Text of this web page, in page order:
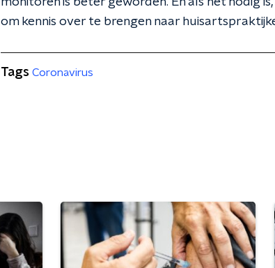
om kennis over te brengen naar
Tags Coronavirus